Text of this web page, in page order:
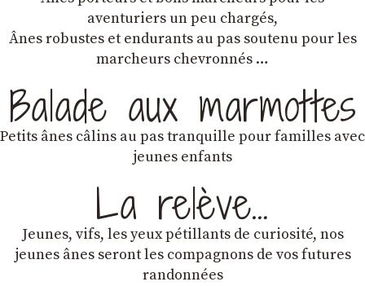
aventuriers un peu chargés,
Ânes robustes et endurants au pas soutenu pour les
marcheurs chevronnés …
Balade aux marmottes
Petits ânes câlins au pas tranquille pour familles avec
jeunes enfants
La relève…
Jeunes, vifs, les yeux pétillants de curiosité, nos
jeunes ânes seront les compagnons de vos futures
randonnées